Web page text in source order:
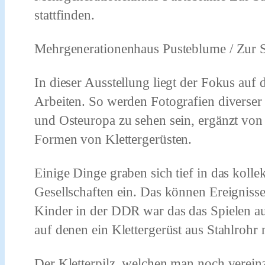
stattfinden.
Mehrgenerationenhaus Pusteblume / Zur
In dieser Ausstellung liegt der Fokus auf
Arbeiten. So werden Fotografien
und Osteuropa zu sehen sein, ergänzt
Formen von Klettergerüsten.
Einige Dinge graben sich tief in das
Gesellschaften ein. Das können
Kinder in der DDR war das das Spielen
auf denen ein Klettergerüst aus